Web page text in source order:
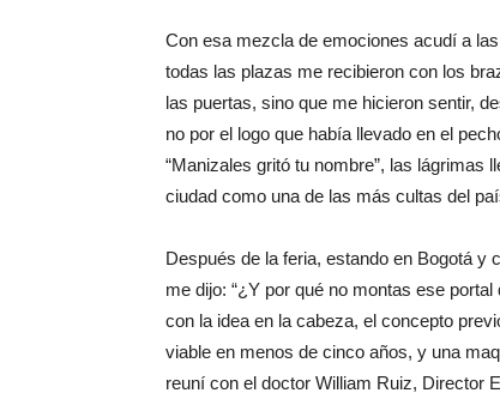
Con esa mezcla de emociones acudí a
todas las plazas me recibieron con los
las puertas, sino que me hicieron sentir,
no por el logo que había llevado en el
“Manizales gritó tu nombre”, las lágrimas
ciudad como una de las más cultas del
Después de la feria, estando en Bogotá y
me dijo: “¿Y por qué no montas ese
con la idea en la cabeza, el concepto
viable en menos de cinco años, y una
reuní con el doctor William Ruiz, Director